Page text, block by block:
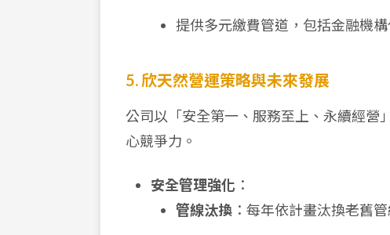
提供多元繳費管道，包括金融機
5. 欣天然營運策略與未來發展
公司以「安全第一、服務至上、永續經營
心競爭力。
安全管理強化 ：
管線汰換 ：每年依計畫汰換老舊